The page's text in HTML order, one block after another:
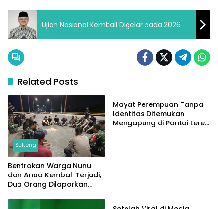
Ujian Nasional Kembali Digelar pada 2026
Related Posts
Sulteng
Bentrokan Warga Nunu
dan Anoa Kembali Terjadi,
Dua Orang Dilaporkan
Mayat Perempuan Tanpa
Identitas Ditemukan
Mengapung di Pantai Lere,